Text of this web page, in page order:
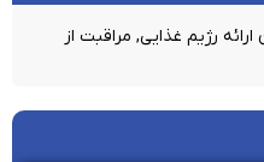
رژیم غذایی, مراقبت از